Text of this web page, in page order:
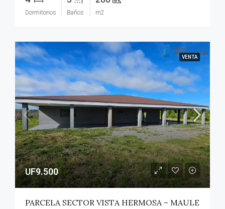
Dormitorios Baños m2
VENTA
UF9.500
PARCELA SECTOR VISTA HERMOSA – MAULE